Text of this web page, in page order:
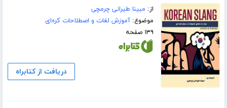
از: مبینا طیرانی چرمچی
موضوع:آموزش لغات و اصطلاحات کره‌ای
۱۳۹ صفحه
دریافت از کتابراه